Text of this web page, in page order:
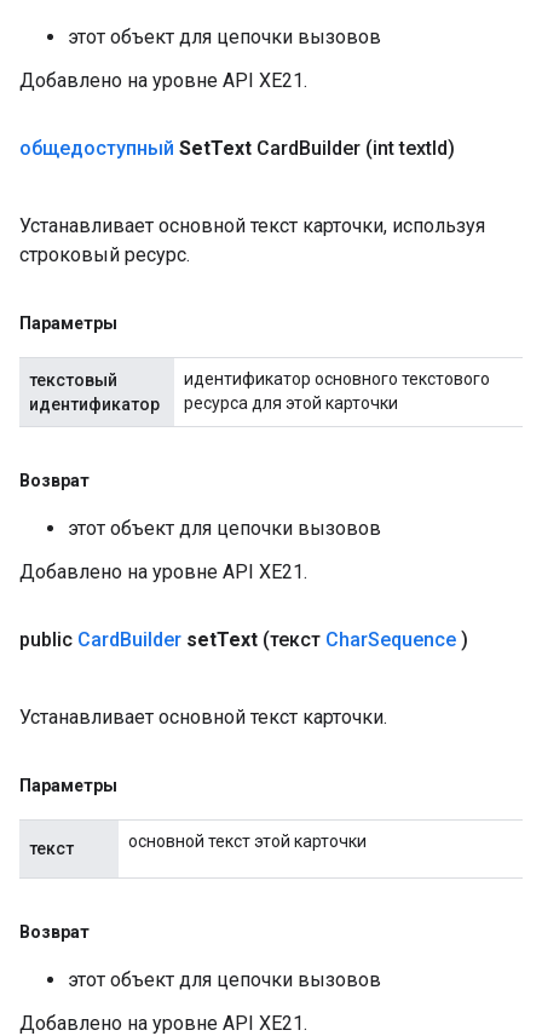
этот объект для цепочки вызовов
Добавлено на уровне API XE21.
общедоступный SetText CardBuilder (int textId)
Устанавливает основной текст карточки, используя
строковый ресурс.
Параметры
текстовый
идентификатор
идентификатор основного текстового
ресурса для этой карточки
Возврат
этот объект для цепочки вызовов
Добавлено на уровне API XE21.
public CardBuilder setText (текст CharSequence )
Устанавливает основной текст карточки.
Параметры
текст основной текст этой карточки
Возврат
этот объект для цепочки вызовов
Добавлено на уровне API XE21.